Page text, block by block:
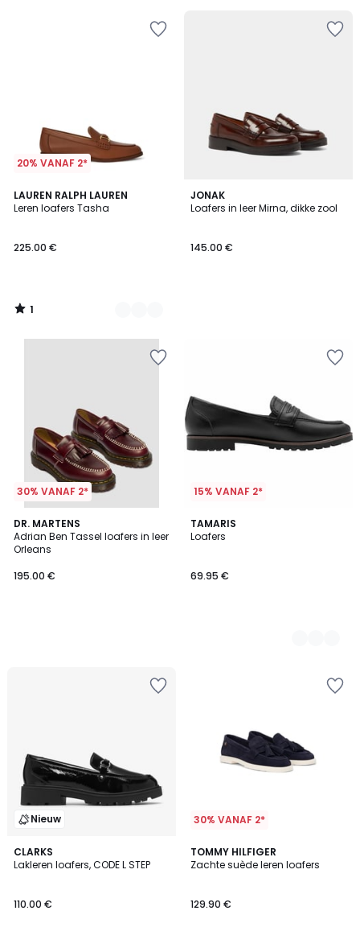
20% VANAF 2*
LAUREN RALPH LAUREN
Leren loafers Tasha
225.00 €
1
/
2
Kleuren
1
/
JONAK
Loafers in leer Mirna, dikke zool
145.00 €
30% VANAF 2*
DR. MARTENS
Adrian Ben Tassel loafers in leer
Orleans
195.00 €
15% VANAF 2*
TAMARIS
Loafers
69.95 €
2
Kleuren
Nieuw
CLARKS
Lakleren loafers, CODE L STEP
110.00 €
30% VANAF 2*
TOMMY HILFIGER
Zachte suède leren loafers
129.90 €
1
/
2
Kleuren